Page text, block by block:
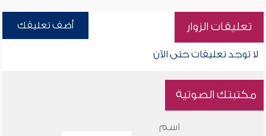
تعليقات الزوار أضف تعليقك
لا توجد تعليقات حتى الآن
مكتبتك الصوتية
اسم